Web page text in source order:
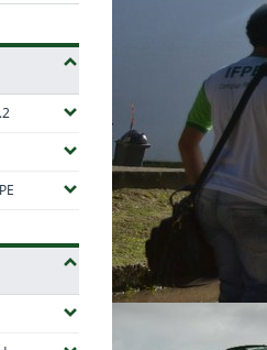
(Expandir submenus)
(Expandir submenus)
(Expandir submenus)
submenus)